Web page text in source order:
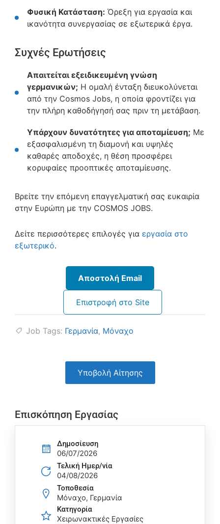
Φυσική Κατάσταση: Όρεξη για εργασία και
ικανότητα συνεργασίας σε εξωτερικά έργα.
Συχνές Ερωτήσεις
Απαιτείται εξειδικευμένη γνώση
γερμανικών; Η ομαλή ένταξη διευκολύνεται
από την Cosmos Jobs, η οποία φροντίζει για
την πλήρη καθοδήγησή σας πριν τη μετάβαση.
Υπάρχουν δυνατότητες για αποταμίευση; Με
εξασφαλισμένη τη διαμονή και υψηλές
καθαρές αποδοχές, η θέση προσφέρει
κορυφαίες προοπτικές αποταμίευσης.
Βρείτε την επόμενη επαγγελματική σας ευκαιρία
στην Ευρώπη με την COSMOS JOBS.
Δείτε περισσότερες επιλογές για εργασία στο
εξωτερικό.
Αποστολή Email
Επιστροφή στο Site
Job Tags: Γερμανία, Μόναχο
Υποβολή Αίτησης
Επισκόπηση Εργασίας
Δημοσίευση
06/07/2026
Τελική Ημερ/νία
04/08/2026
Τοποθεσία
Μόναχο, Γερμανία
Κατηγορία
Χειρωνακτικές Εργασίες